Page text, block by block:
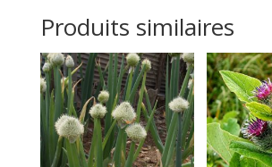
Produits similaires